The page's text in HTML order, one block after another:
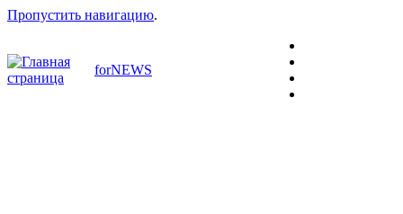
Пропустить навигацию.
forNEWS